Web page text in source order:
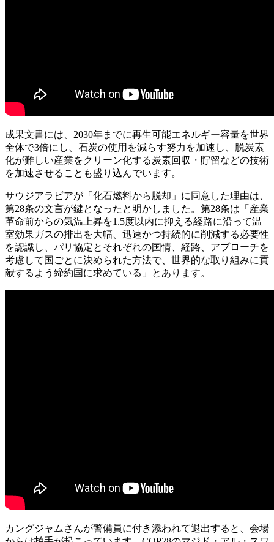
成果文書には、2030年までに再生可能エネルギー容量を世界
全体で3倍にし、石炭の使用を減らす努力を加速し、脱炭素
化が難しい産業をクリーン化する炭素回収・貯留などの技術
を加速させることも盛り込んでいます。
サウジアラビアが「化石燃料から脱却」に同意した理由は、
第28条の文言が鍵となったと明かしました。第28条は「産業
革命前からの気温上昇を1.5度以内に抑える経路に沿って温
室効果ガスの排出を大幅、迅速かつ持続的に削減する必要性
を認識し、パリ協定とそれぞれの国情、経路、アプローチを
考慮して国ごとに決められた方法で、世界的な取り組みに貢
献するよう締約国に求めている」とあります。
カングジャムさんが警備員に付き添われて退出すると、会場